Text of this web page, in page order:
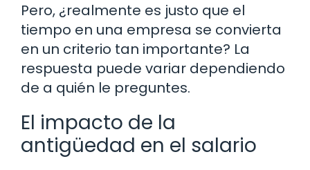
Pero, ¿realmente es justo que el
tiempo en una empresa se convierta
en un criterio tan importante? La
respuesta puede variar dependiendo
de a quién le preguntes.
El impacto de la
antigüedad en el salario